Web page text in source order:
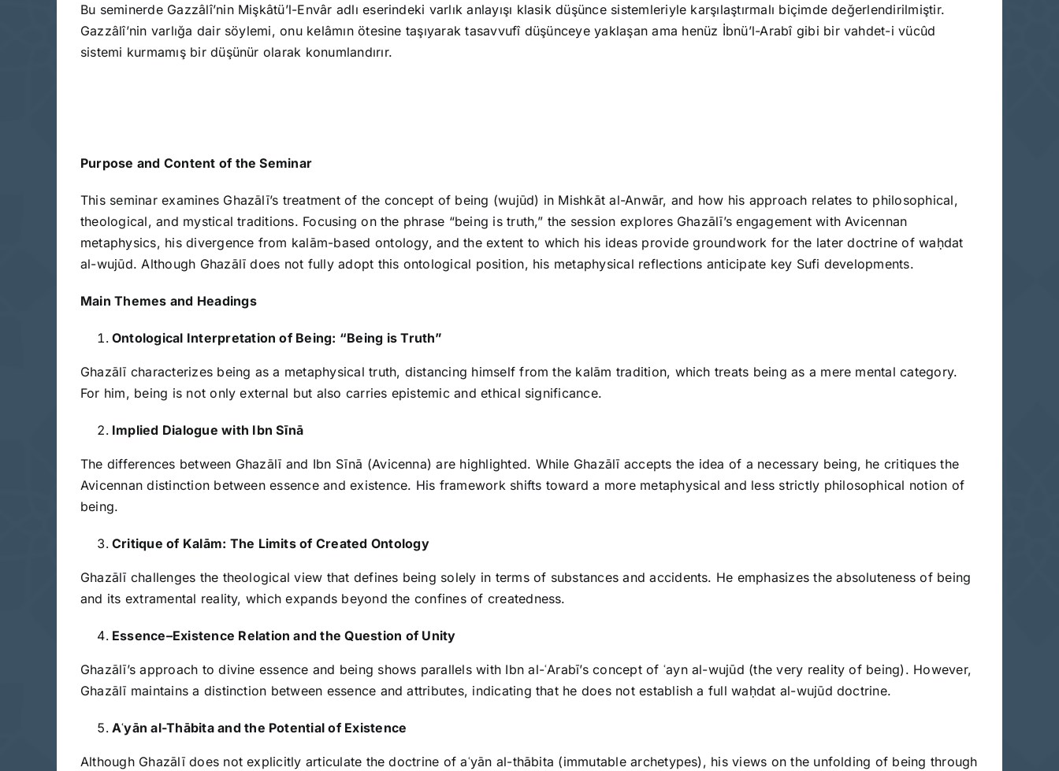
Bu seminerde Gazzâlî’nin Mişkâtü’l-Envâr adlı eserindeki varlık anlayışı klasik düşünce sistemleriyle karşılaştırmalı biçimde değerlendirilmiştir.
Gazzâlî’nin varlığa dair söylemi, onu kelâmın ötesine taşıyarak tasavvufî düşünceye yaklaşan ama henüz İbnü’l-Arabî gibi bir vahdet-i vücûd
sistemi kurmamış bir düşünür olarak konumlandırır.
Purpose and Content of the Seminar
This seminar examines Ghazālī’s treatment of the concept of being (wujūd) in Mishkāt al-Anwār, and how his approach relates to philosophical,
theological, and mystical traditions. Focusing on the phrase “being is truth,” the session explores Ghazālī’s engagement with Avicennan
metaphysics, his divergence from kalām-based ontology, and the extent to which his ideas provide groundwork for the later doctrine of waḥdat
al-wujūd. Although Ghazālī does not fully adopt this ontological position, his metaphysical reflections anticipate key Sufi developments.
Main Themes and Headings
Ontological Interpretation of Being: “Being is Truth”
Ghazālī characterizes being as a metaphysical truth, distancing himself from the kalām tradition, which treats being as a mere mental category.
For him, being is not only external but also carries epistemic and ethical significance.
Implied Dialogue with Ibn Sīnā
The differences between Ghazālī and Ibn Sīnā (Avicenna) are highlighted. While Ghazālī accepts the idea of a necessary being, he critiques the
Avicennan distinction between essence and existence. His framework shifts toward a more metaphysical and less strictly philosophical notion of
being.
Critique of Kalām: The Limits of Created Ontology
Ghazālī challenges the theological view that defines being solely in terms of substances and accidents. He emphasizes the absoluteness of being
and its extramental reality, which expands beyond the confines of createdness.
Essence–Existence Relation and the Question of Unity
Ghazālī’s approach to divine essence and being shows parallels with Ibn al-ʿArabī’s concept of ʿayn al-wujūd (the very reality of being). However,
Ghazālī maintains a distinction between essence and attributes, indicating that he does not establish a full waḥdat al-wujūd doctrine.
Aʿyān al-Thābita and the Potential of Existence
Although Ghazālī does not explicitly articulate the doctrine of aʿyān al-thābita (immutable archetypes), his views on the unfolding of being through